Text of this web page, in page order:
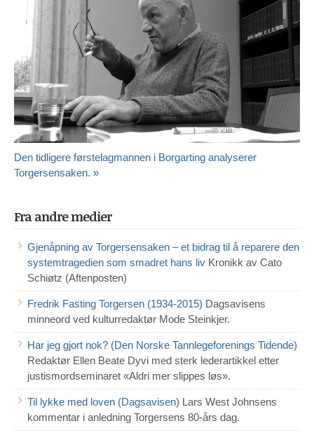
Den tidligere førstelagmannen i Borgarting analyserer
Torgersensaken. »
Fra andre medier
Gjenåpning av Torgersensaken – et bidrag til å reparere den
systemtragedien som smadret hans liv Kronikk av Cato
Schiøtz (Aftenposten)
Fredrik Fasting Torgersen (1934-2015) Dagsavisens
minneord ved kulturredaktør Mode Steinkjer.
Har jeg gjort nok? (Den Norske Tannlegeforenings Tidende)
Redaktør Ellen Beate Dyvi med sterk lederartikkel etter
justismordseminaret «Aldri mer slippes løs».
Til lykke med loven (Dagsavisen) Lars West Johnsens
kommentar i anledning Torgersens 80-års dag.